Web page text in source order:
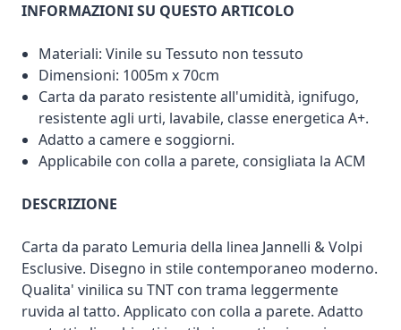
INFORMAZIONI SU QUESTO ARTICOLO
Materiali: Vinile su Tessuto non tessuto
Dimensioni: 1005m x 70cm
Carta da parato resistente all'umidità, ignifugo,
resistente agli urti, lavabile, classe energetica A+.
Adatto a camere e soggiorni.
Applicabile con colla a parete, consigliata la ACM
DESCRIZIONE
Carta da parato Lemuria della linea Jannelli & Volpi
Esclusive. Disegno in stile contemporaneo moderno.
Qualita' vinilica su TNT con trama leggermente
ruvida al tatto. Applicato con colla a parete. Adatto